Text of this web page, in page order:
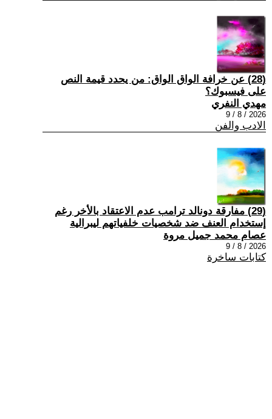
(28) عن خرافة الواق الواق: من يحدد قيمة النص
على فيسبوك؟
مهدي النفري
2026 / 8 / 9
الادب والفن
(29) مفارقة دونالد ترامب عدم الاعتقاد بالأخر رغم
إستخدام العنف ضد شخصيات خلفياتهم ليبرالية
عصام محمد جميل مروة
2026 / 8 / 9
كتابات ساخرة